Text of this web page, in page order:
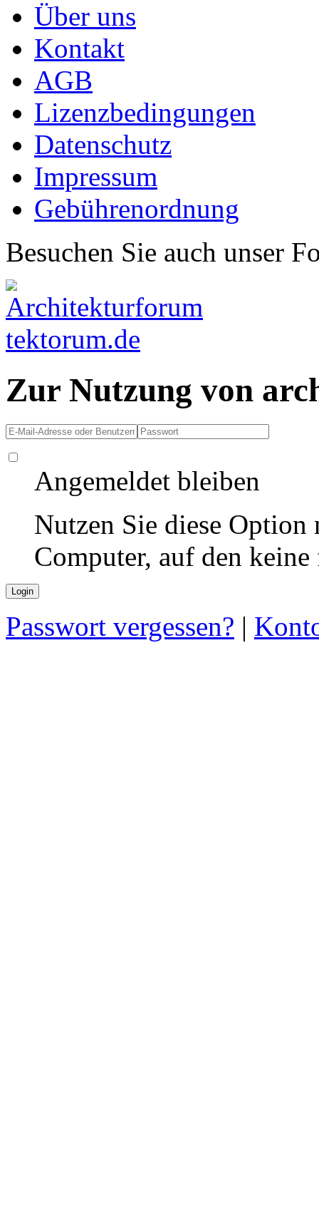
Über uns
Kontakt
AGB
Lizenzbedingungen
Datenschutz
Impressum
Gebührenordnung
Besuchen Sie auch unser
Zur Nutzung von
Angemeldet bleiben
Nutzen Sie diese
Computer, auf den
Passwort vergessen? |